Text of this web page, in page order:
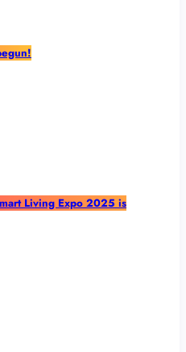
Living Expo 2025 is